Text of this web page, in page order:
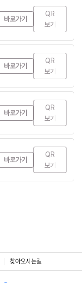
바로가기
QR
보기
바로가기
QR
보기
바로가기
QR
보기
바로가기
QR
보기
찾아오시는길